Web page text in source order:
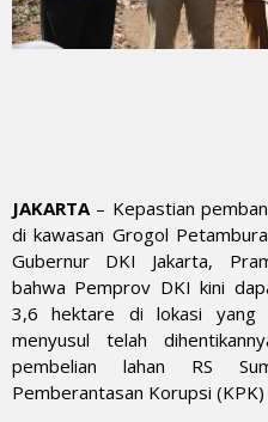
JAKARTA – Kepastian
di kawasan Grogol
Gubernur DKI Jakarta,
bahwa Pemprov DKI kini
3,6 hektare di lokasi yang
menyusul telah
pembelian lahan RS
Pemberantasan Korupsi